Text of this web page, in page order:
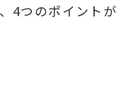
4つのポイントが